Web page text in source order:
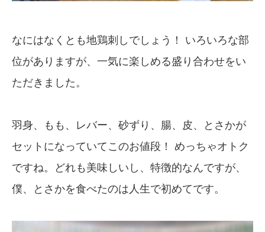
なにはなくとも地鶏刺しでしょう！ いろいろな部
位がありますが、一気に楽しめる盛り合わせをい
ただきました。
羽身、もも、レバー、砂ずり、腸、皮、とさかが
セットになっていてこのお値段！ めっちゃオトク
ですね。どれも美味しいし、特徴的なんですが、
僕、とさかを食べたのは人生で初めてです。